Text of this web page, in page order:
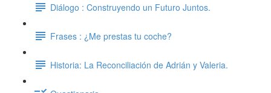
Diálogo : Construyendo un Futuro Juntos.
Frases : ¿Me prestas tu coche?
Historia: La Reconciliación de Adrián y Valeria.